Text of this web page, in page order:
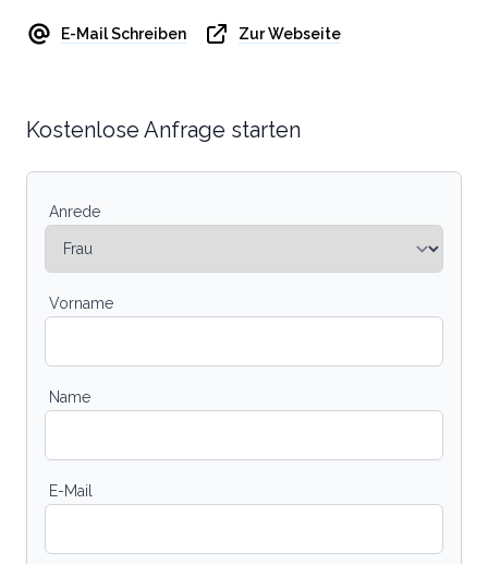
E-Mail Schreiben Zur Webseite
Kostenlose Anfrage starten
Anrede
Vorname
Name
E-Mail